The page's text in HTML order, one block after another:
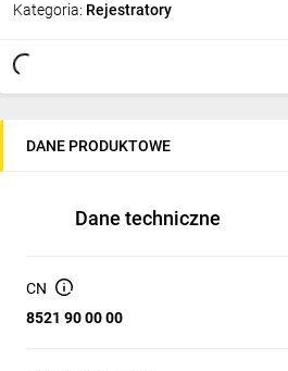
Kategoria: Rejestratory
DANE PRODUKTOWE
Dane techniczne
CN
8521 90 00 00